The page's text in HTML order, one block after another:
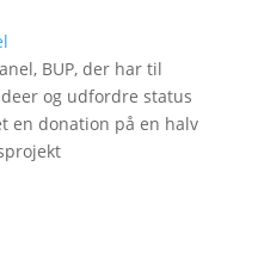
BUP, der har til
og udfordre status
en donation på en halv